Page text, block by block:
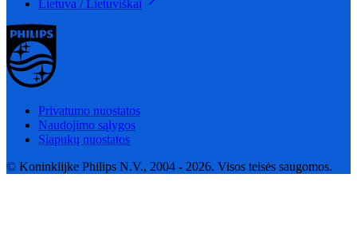
Lietuva / Lietuviškai
Privatumo nuostatos
Naudojimo sąlygos
Slapukų nuostatos
© Koninklijke Philips N.V., 2004 - 2026. Visos teisės saugomos.